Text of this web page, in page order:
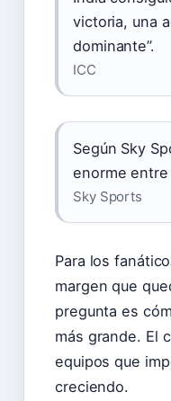
victoria, una
dominante”.
ICC
Según Sky
enorme
Sky Sports
Para los
margen que
pregunta es
más grande. El
equipos que
creciendo.